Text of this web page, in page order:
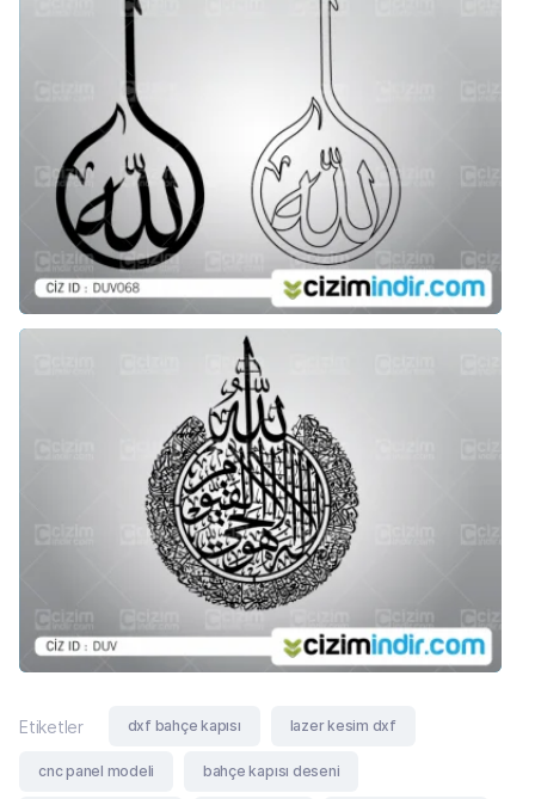
Etiketler dxf bahçe kapısı lazer kesim dxf
cnc panel modeli bahçe kapısı deseni